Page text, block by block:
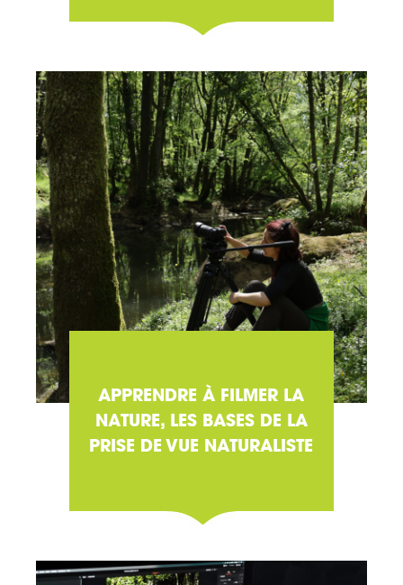
APPRENDRE À FILMER LA
NATURE, LES BASES DE LA
PRISE DE VUE NATURALISTE